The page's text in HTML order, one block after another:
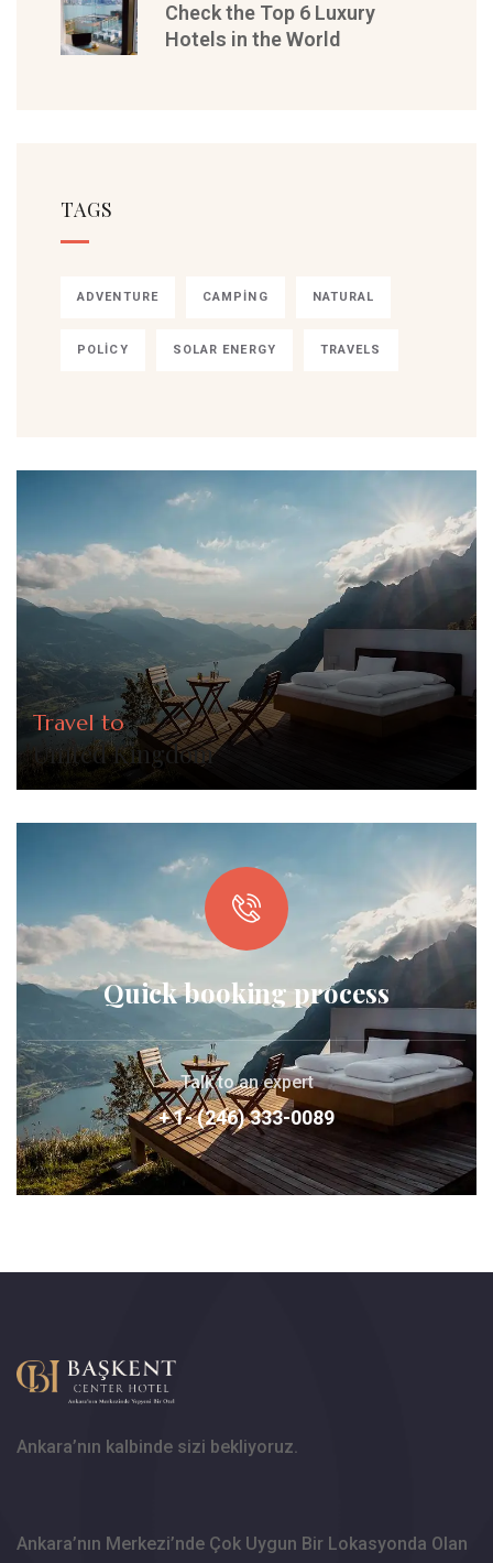
Check the Top 6 Luxury
Hotels in the World
TAGS
ADVENTURE CAMPING NATURAL
POLICY SOLAR ENERGY TRAVELS
Travel to
United Kingdom
Quick booking process
Talk to an expert
+ 1- (246) 333-0089
Ankara’nın kalbinde sizi bekliyoruz.
Ankara’nın Merkezi’nde Çok Uygun Bir Lokasyonda Olan